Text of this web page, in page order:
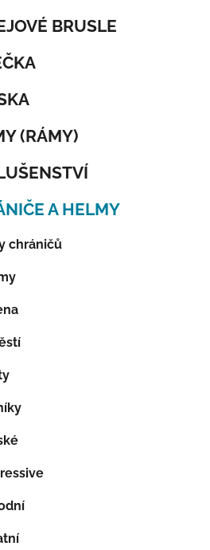
BRUSLE
(RÁMY)
A HELMY
chráničů